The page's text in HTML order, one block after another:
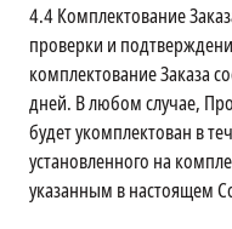
4.4Комплектование
проверки и
комплектование Заказа
дней. В любом случае,
будет укомплектован в
установленного на
указанным в настоящем